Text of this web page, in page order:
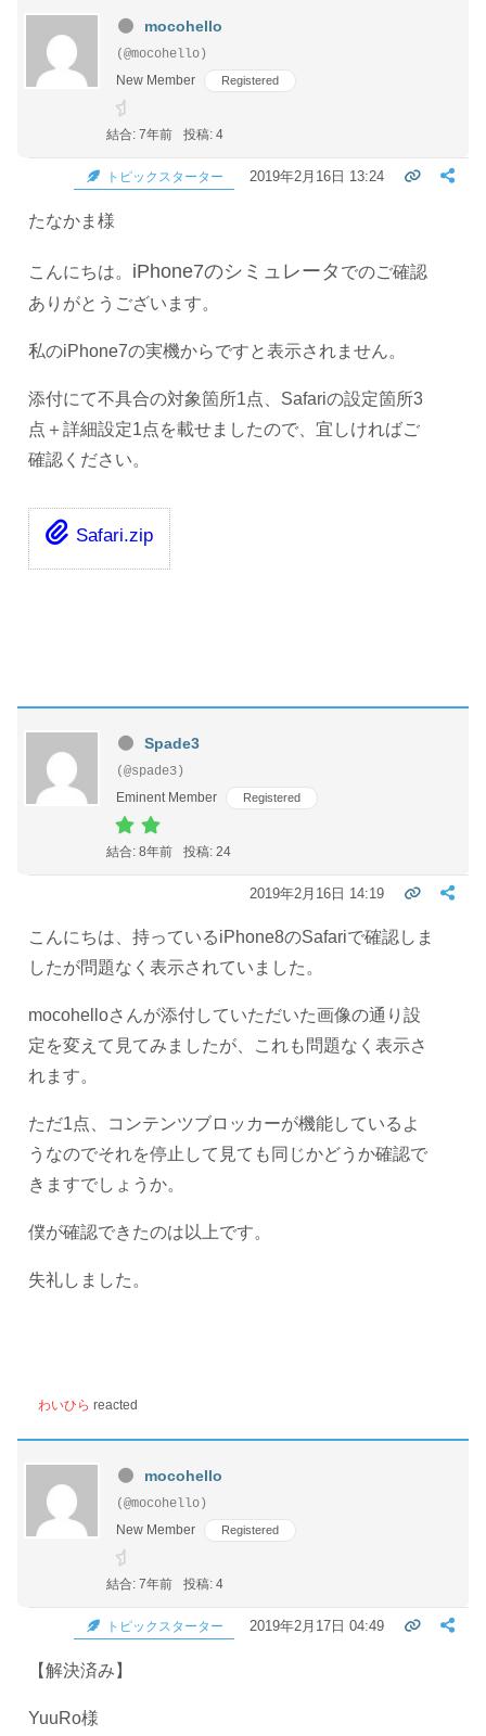
mocohello
(@mocohello)
New Member
Registered
結合: 7年前 投稿: 4
トピックスターター 2019年2月16日 13:24
たなかま様
こんにちは。 iPhone7のシミュレータ でのご確認
ありがとうございます。
私のiPhone7の実機からですと表示されません。
添付にて不具合の対象箇所1点、Safariの設定箇所3
点＋詳細設定1点を載せましたので、宜しければご
確認ください。
Safari.zip
Spade3
(@spade3)
Eminent Member
Registered
結合: 8年前 投稿: 24
2019年2月16日 14:19
こんにちは、持っているiPhone8のSafariで確認しま
したが問題なく表示されていました。
mocohelloさんが添付していただいた画像の通り設
定を変えて見てみましたが、これも問題なく表示さ
れます。
ただ1点、コンテンツブロッカーが機能しているよ
うなのでそれを停止して見ても同じかどうか確認で
きますでしょうか。
僕が確認できたのは以上です。
失礼しました。
わいひら reacted
mocohello
(@mocohello)
New Member
Registered
結合: 7年前 投稿: 4
トピックスターター 2019年2月17日 04:49
【解決済み】
YuuRo様